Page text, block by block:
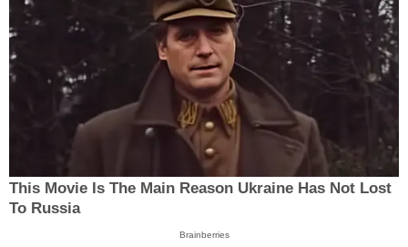
This Movie Is The Main Reason Ukraine Has Not Lost
To Russia
Brainberries